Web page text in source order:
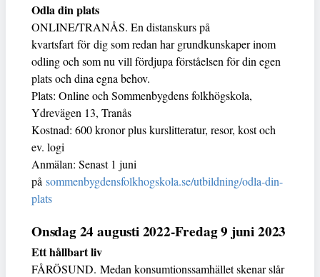
Odla din plats
ONLINE/TRANÅS. En distanskurs på
kvartsfart för dig som redan har grundkunskaper inom
odling och som nu vill fördjupa förståelsen för din egen
plats och dina egna behov.
Plats: Online och Sommenbygdens folkhögskola,
Ydrevägen 13, Tranås
Kostnad: 600 kronor plus kurslitteratur, resor, kost och
ev. logi
Anmälan: Senast 1 juni
på sommenbygdensfolkhogskola.se/utbildning/odla-din-
plats
Onsdag 24 augusti 2022-Fredag 9 juni 2023
Ett hållbart liv
FÅRÖSUND. Medan konsumtionssamhället skenar slår